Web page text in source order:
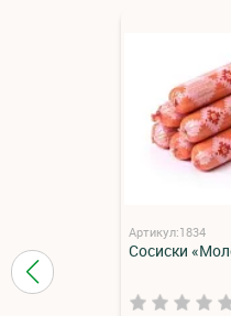
Артикул:1834
Сосиски